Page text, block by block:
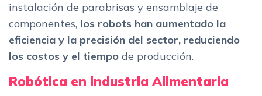
instalación de parabrisas y ensamblaje de
componentes, los robots han aumentado la
eficiencia y la precisión del sector, reduciendo
los costos y el tiempo de producción.
Robótica en industria Alimentaria